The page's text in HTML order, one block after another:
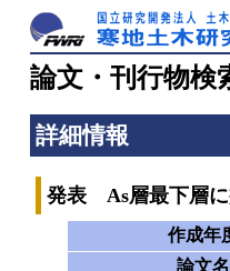
論文・刊行物検
詳細情報
発表 As層最下層に
作成年
論文名